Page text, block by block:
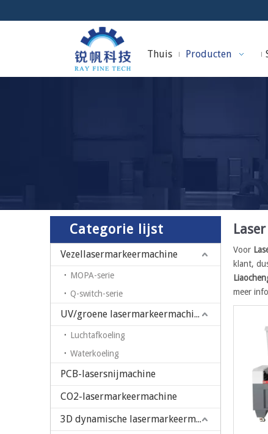
Thuis Producten
Categorie lijst
Vezellasermarkeermachine
MOPA-serie
Q-switch-serie
UV/groene lasermarkeermachine
Luchtafkoeling
Waterkoeling
PCB-lasersnijmachine
CO2-lasermarkeermachine
3D dynamische lasermarkeermachine
Voor
klant,
meer